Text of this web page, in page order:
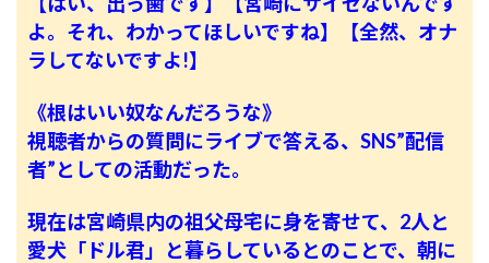
よ。それ、わかってほしいですね】【全然、オナ
ラしてないですよ!】
《根はいい奴なんだろうな》
視聴者からの質問にライブで答える、SNS”配信
者”としての活動だった。
現在は宮崎県内の祖父母宅に身を寄せて、2人と
愛犬「ドル君」と暮らしているとのことで、朝に